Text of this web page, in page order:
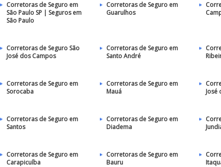
Corretoras de Seguro em
São Paulo SP | Seguros em
São Paulo
Corretoras de Seguro em
Guarulhos
Corretoras de Seguro São
José dos Campos
Corretoras de Seguro em
Santo André
Corretoras de Seguro em
Sorocaba
Corretoras de Seguro em
Mauá
José
Corretoras de Seguro em
Santos
Corretoras de Seguro em
Diadema
Corretoras de Seguro em
Carapicuíba
Corretoras de Seguro em
Bauru